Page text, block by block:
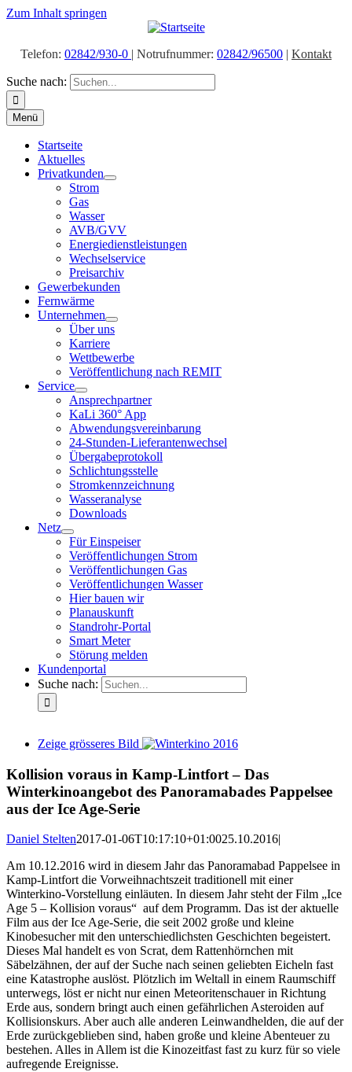
Zum Inhalt springen
Telefon: 02842/930-0 | Notrufnummer: 02842/96500 | Kontakt
Suche nach:
Menü
Startseite
Aktuelles
Privatkunden
Strom
Gas
Wasser
AVB/GVV
Energiedienstleistungen
Wechselservice
Preisarchiv
Gewerbekunden
Fernwärme
Unternehmen
Über uns
Karriere
Wettbewerbe
Veröffentlichung nach REMIT
Service
Ansprechpartner
KaLi 360° App
Abwendungsvereinbarung
24-Stunden-Lieferantenwechsel
Übergabeprotokoll
Schlichtungsstelle
Stromkennzeichnung
Wasseranalyse
Downloads
Netz
Für Einspeiser
Veröffentlichungen Strom
Veröffentlichungen Gas
Veröffentlichungen Wasser
Hier bauen wir
Planauskunft
Standrohr-Portal
Smart Meter
Störung melden
Kundenportal
Suche nach:
Zeige grösseres Bild
Kollision voraus in Kamp-Lintfort – Das
Winterkinoangebot des Panoramabades Pappelsee
aus der Ice Age-Serie
Daniel Stelten2017-01-06T10:17:10+01:0025.10.2016|
Am 10.12.2016 wird in diesem Jahr das Panoramabad Pappelsee in
Kamp-Lintfort die Vorweihnachtszeit traditionell mit einer
Winterkino-Vorstellung einläuten. In diesem Jahr steht der Film „Ice
Age 5 – Kollision voraus“ auf dem Programm. Das ist der aktuelle
Film aus der Ice Age-Serie, die seit 2002 große und kleine
Kinobesucher mit den unterschiedlichsten Geschichten begeistert.
Dieses Mal handelt es von Scrat, dem Rattenhörnchen mit
Säbelzähnen, der auf der Suche nach seinen geliebten Eicheln fast
eine Katastrophe auslöst. Plötzlich im Weltall in einem Raumschiff
unterwegs, löst er nicht nur einen Meteoritenschauer in Richtung
Erde aus, sondern bringt auch einen gefährlichen Asteroiden auf
Kollisionskurs. Aber auch alle anderen Leinwandhelden, die auf der
Erde zurückgeblieben sind, haben große und kleine Abenteuer zu
bestehen. Alles in Allem ist die Kinozeitfast fast zu kurz für so viele
aufregende Ereignisse.